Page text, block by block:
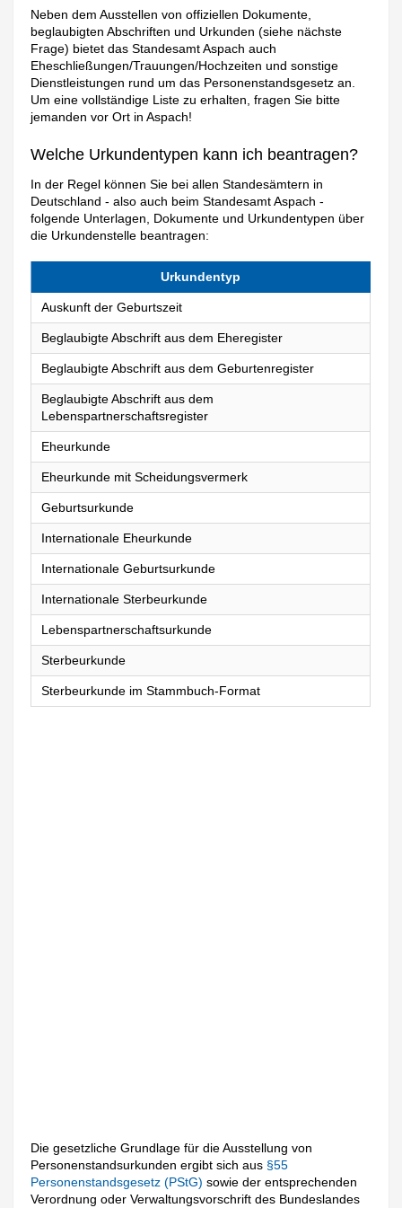
Neben dem Ausstellen von offiziellen Dokumente,
beglaubigten Abschriften und Urkunden (siehe nächste
Frage) bietet das Standesamt Aspach auch
Eheschließungen/Trauungen/Hochzeiten und sonstige
Dienstleistungen rund um das Personenstandsgesetz an.
Um eine vollständige Liste zu erhalten, fragen Sie bitte
jemanden vor Ort in Aspach!
Welche Urkundentypen kann ich beantragen?
In der Regel können Sie bei allen Standesämtern in
Deutschland - also auch beim Standesamt Aspach -
folgende Unterlagen, Dokumente und Urkundentypen über
die Urkundenstelle beantragen:
Urkundentyp
Auskunft der Geburtszeit
Beglaubigte Abschrift aus dem Eheregister
Beglaubigte Abschrift aus dem Geburtenregister
Beglaubigte Abschrift aus dem
Lebenspartnerschaftsregister
Eheurkunde
Eheurkunde mit Scheidungsvermerk
Geburtsurkunde
Internationale Eheurkunde
Internationale Geburtsurkunde
Internationale Sterbeurkunde
Lebenspartnerschaftsurkunde
Sterbeurkunde
Sterbeurkunde im Stammbuch-Format
Die gesetzliche Grundlage für die Ausstellung von
Personenstandsurkunden ergibt sich aus §55
Personenstandsgesetz (PStG)sowie der entsprechenden
Verordnung oder Verwaltungsvorschrift des Bundeslandes